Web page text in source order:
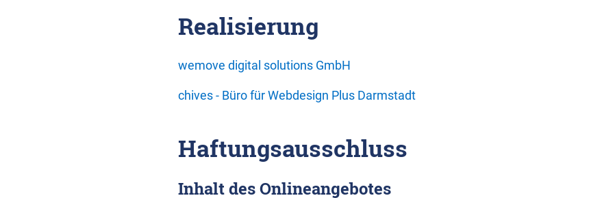
Realisierung
wemove digital solutions GmbH
chives - Büro für Webdesign Plus Darmstadt
Haftungsausschluss
Inhalt des Onlineangebotes